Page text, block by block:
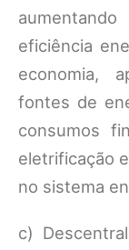
eficiência
economia,
fontes de
consumos
eletrificação
no sistema
c)